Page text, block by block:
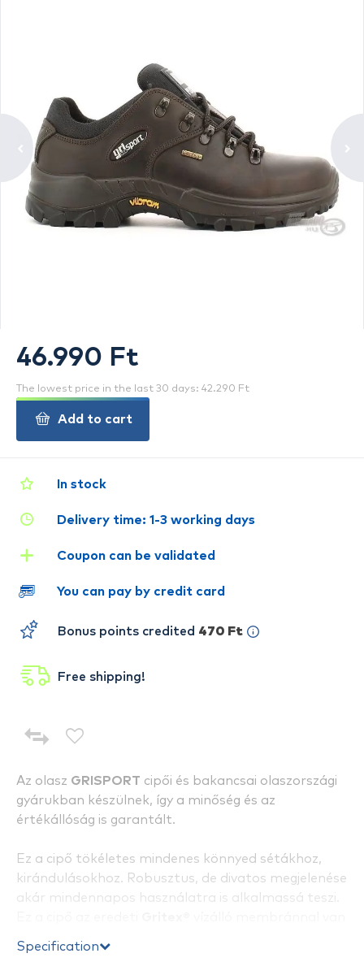
Az olasz GRISPORT cipői és bakancsai olaszországi
gyárukban készülnek, így a minőség és az
értékállóság is garantált.
Ez a cipő tökéletes mindenes könnyed sétákhoz,
kirándulásokhoz. Robusztus, de divatos megjelenése
akár mindennapos használatra is alkalmassá teszi.
hónak. A lábbeli nyelv és gallér részén található
Specification
In stock
Delivery time: 1-3 working days
Coupon can be validated
You can pay by credit card
Bonus points credited 470 Ft
Free shipping!
46.990 Ft
The lowest price in the last 30 days: 42.290 Ft
Add to cart